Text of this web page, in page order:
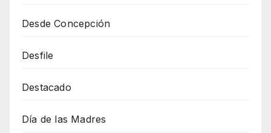
Desde Concepción
Desfile
Destacado
Día de las Madres